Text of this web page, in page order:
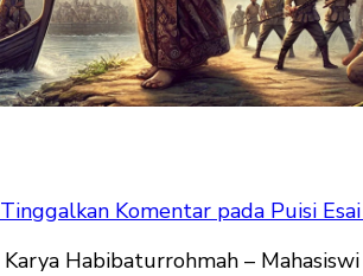
Tinggalkan Komentar pada Puisi
Karya Habibaturrohmah –